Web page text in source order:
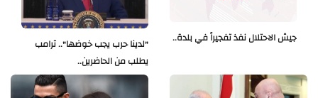
"لدينا حرب يجب خوضها".. ترامب
يطلب من الحاضرين..
جيش الاحتلال نفذ تفجيراً في بلدة..